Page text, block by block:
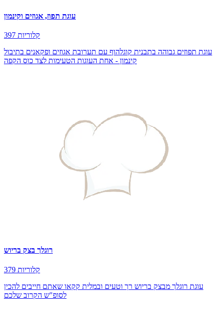
עוגת תפוז, אגוזים וקינמון
397 קלוריות
עוגת תפוזים גבוהה בתבנית קוגלהוף עם תערובת אגוזים ופקאנים בתיבול
קינמון - אחת העוגות הטעימות לצד כוס הקפה
רוגלך בצק בריוש
379 קלוריות
עוגת רוגלך מבצק בריוש רך וטעים ובמלית קקאו שאתם חייבים להכין
לסופ"ש הקרוב שלכם